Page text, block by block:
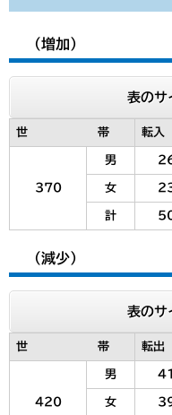
（増加）
表のサ
世 帯 転入
370
男
女
計
（減少）
表のサ
世 帯 転出
420
男
女